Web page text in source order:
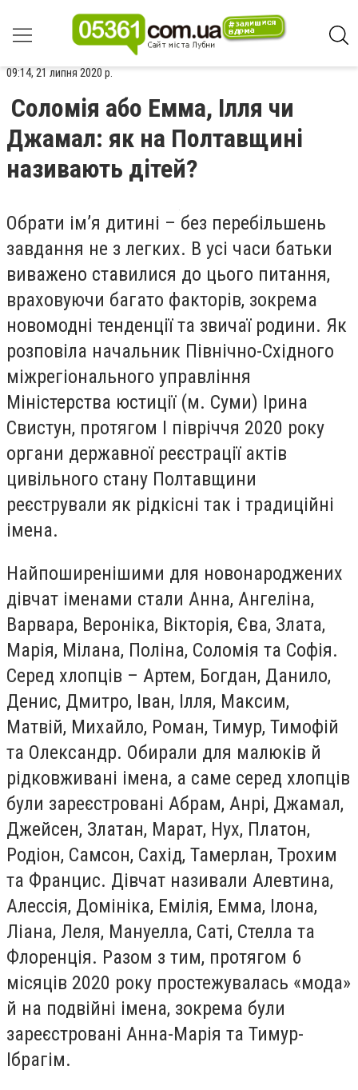
09:14, 21 липня 2020 р.
Соломія або Емма, Ілля чи
Джамал: як на Полтавщині
називають дітей?
Обрати ім’я дитині – без перебільшень
завдання не з легких. В усі часи батьки
виважено ставилися до цього питання,
враховуючи багато факторів, зокрема
новомодні тенденції та звичаї родини. Як
розповіла начальник Північно-Східного
міжрегіонального управління
Міністерства юстиції (м. Суми) Ірина
Свистун, протягом І півріччя 2020 року
органи державної реєстрації актів
цивільного стану Полтавщини
реєстрували як рідкісні так і традиційні
імена.
Найпоширенішими для новонароджених
дівчат іменами стали Анна, Ангеліна,
Варвара, Вероніка, Вікторія, Єва, Злата,
Марія, Мілана, Поліна, Соломія та Софія.
Серед хлопців – Артем, Богдан, Данило,
Денис, Дмитро, Іван, Ілля, Максим,
Матвій, Михайло, Роман, Тимур, Тимофій
та Олександр. Обирали для малюків й
рідковживані імена, а саме серед хлопців
були зареєстровані Абрам, Анрі, Джамал,
Джейсен, Златан, Марат, Нух, Платон,
Родіон, Самсон, Сахід, Тамерлан, Трохим
та Францис. Дівчат називали Алевтина,
Алессія, Домініка, Емілія, Емма, Ілона,
Ліана, Леля, Мануелла, Саті, Стелла та
Флоренція. Разом з тим, протягом 6
місяців 2020 року простежувалась «мода»
й на подвійні імена, зокрема були
зареєстровані Анна-Марія та Тимур-
Ібрагім.